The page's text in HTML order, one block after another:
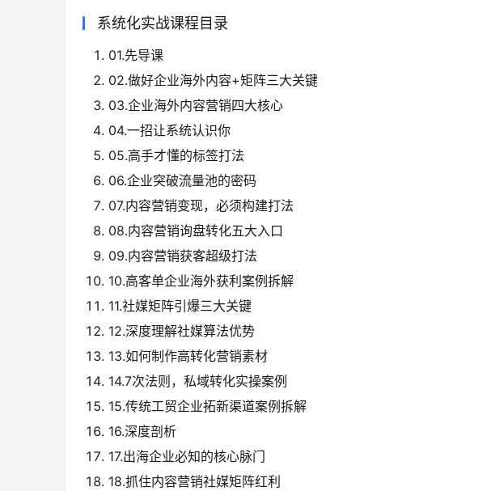
系统化实战课程目录
01.先导课
02.做好企业海外内容+矩阵三大关键
03.企业海外内容营销四大核心
04.一招让系统认识你
05.高手才懂的标签打法
06.企业突破流量池的密码
07.内容营销变现，必须构建打法
08.内容营销询盘转化五大入口
09.内容营销获客超级打法
10.高客单企业海外获利案例拆解
11.社媒矩阵引爆三大关键
12.深度理解社媒算法优势
13.如何制作高转化营销素材
14.7次法则，私域转化实操案例
15.传统工贸企业拓新渠道案例拆解
16.深度剖析
17.出海企业必知的核心脉门
18.抓住内容营销社媒矩阵红利